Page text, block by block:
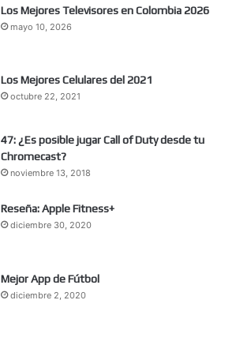
Los Mejores Televisores en Colombia 2026
mayo 10, 2026
Los Mejores Celulares del 2021
octubre 22, 2021
47: ¿Es posible jugar Call of Duty desde tu
Chromecast?
noviembre 13, 2018
Reseña: Apple Fitness+
diciembre 30, 2020
Mejor App de Fútbol
diciembre 2, 2020